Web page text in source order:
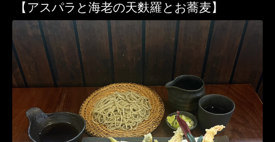
【アスパラと海老の天麩羅とお蕎麦】